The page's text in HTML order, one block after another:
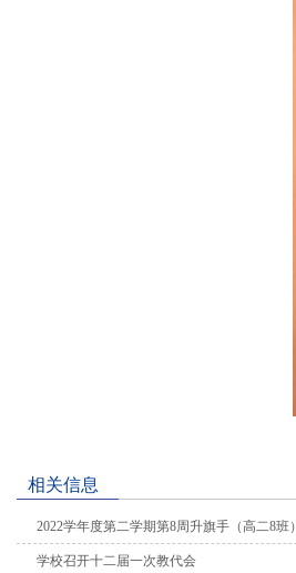
相关信息
2022学年度第二学期第8周升旗手（高二8班）
学校召开十二届一次教代会